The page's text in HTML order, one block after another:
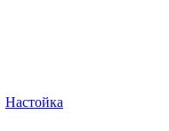
Настойка